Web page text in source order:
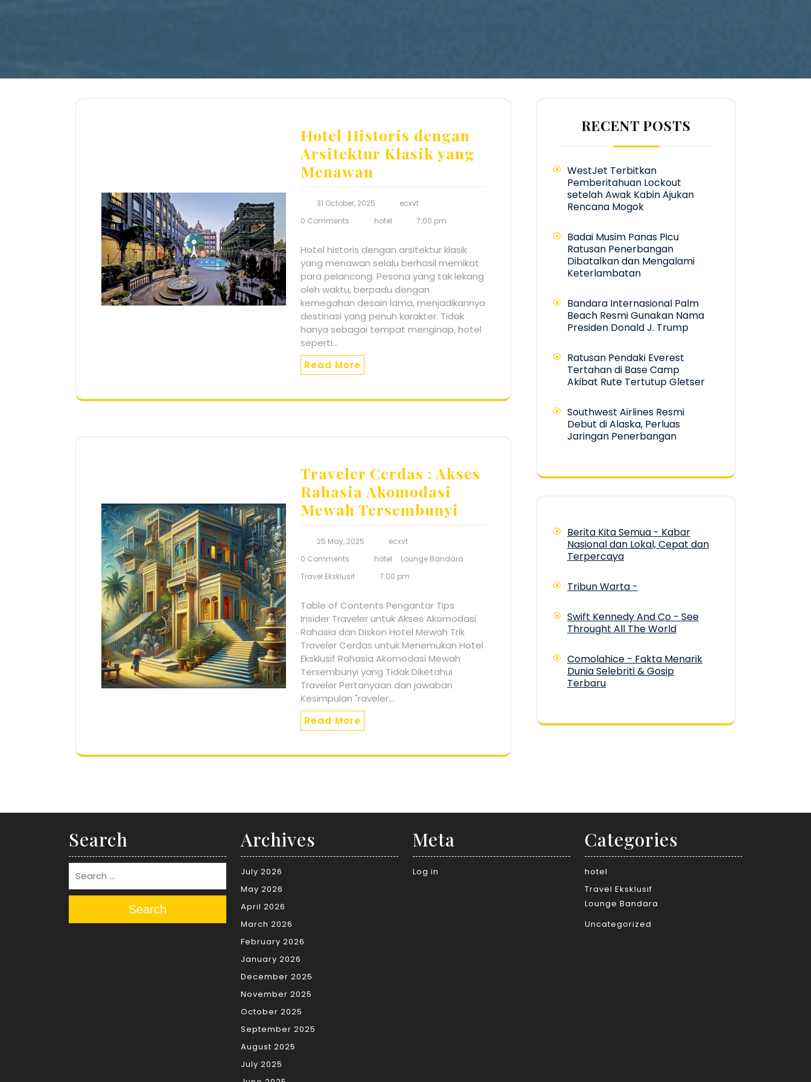
Hotel Historis dengan
Arsitektur Klasik yang
Menawan
31 October, 2025
ecxvt
0 Comments
hotel 7:00 pm
Hotel historis dengan arsitektur klasik
yang menawan selalu berhasil memikat
para pelancong. Pesona yang tak lekang
oleh waktu, berpadu dengan
kemegahan desain lama, menjadikannya
destinasi yang penuh karakter. Tidak
hanya sebagai tempat menginap, hotel
seperti…
Read More
Traveler Cerdas : Akses
Rahasia Akomodasi
Mewah Tersembunyi
25 May, 2025
ecxvt
0 Comments
hotel
Lounge Bandara
Travel Eksklusif
7:00 pm
Table of Contents Pengantar Tips
Insider Traveler untuk Akses Akomodasi
Rahasia dan Diskon Hotel Mewah Trik
Traveler Cerdas untuk Menemukan Hotel
Eksklusif Rahasia Akomodasi Mewah
Tersembunyi yang Tidak Diketahui
Traveler Pertanyaan dan jawaban
Kesimpulan "raveler…
Read More
RECENT POSTS
WestJet Terbitkan
Pemberitahuan Lockout
setelah Awak Kabin Ajukan
Rencana Mogok
Badai Musim Panas Picu
Ratusan Penerbangan
Dibatalkan dan Mengalami
Keterlambatan
Bandara Internasional Palm
Beach Resmi Gunakan Nama
Presiden Donald J. Trump
Ratusan Pendaki Everest
Tertahan di Base Camp
Akibat Rute Tertutup Gletser
Southwest Airlines Resmi
Debut di Alaska, Perluas
Jaringan Penerbangan
Berita Kita Semua - Kabar
Nasional dan Lokal, Cepat dan
Terpercaya
Tribun Warta -
Swift Kennedy And Co - See
Throught All The World
Comolahice - Fakta Menarik
Dunia Selebriti & Gosip
Terbaru
Search
Search
Archives
July 2026
May 2026
April 2026
March 2026
February 2026
January 2026
December 2025
November 2025
October 2025
September 2025
August 2025
July 2025
Meta
Log in
Categories
hotel
Travel Eksklusif
Lounge Bandara
Uncategorized